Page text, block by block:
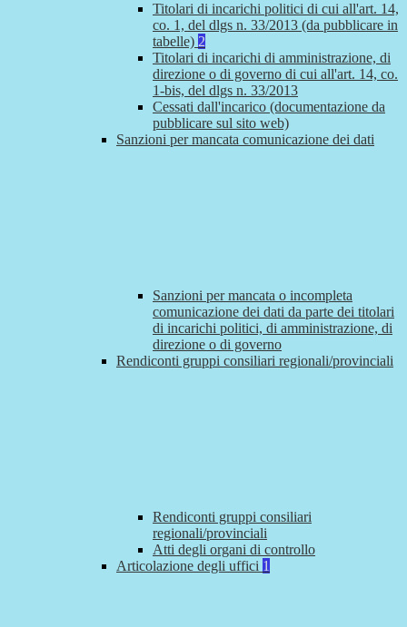
Titolari di incarichi politici di cui all'art. 14,
co. 1, del dlgs n. 33/2013 (da pubblicare in
tabelle) 2
Titolari di incarichi di amministrazione, di
direzione o di governo di cui all'art. 14, co.
1-bis, del dlgs n. 33/2013
Cessati dall'incarico (documentazione da
pubblicare sul sito web)
Sanzioni per mancata comunicazione dei dati
Sanzioni per mancata o incompleta
comunicazione dei dati da parte dei titolari
di incarichi politici, di amministrazione, di
direzione o di governo
Rendiconti gruppi consiliari regionali/provinciali
Rendiconti gruppi consiliari
regionali/provinciali
Atti degli organi di controllo
Articolazione degli uffici 1